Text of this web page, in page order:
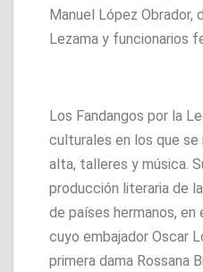
Manuel López Obrador,
Lezama y funcionarios
Los Fandangos por la
culturales en los que
alta, talleres y música.
producción literaria de
de países hermanos,
cuyo embajador Oscar
primera dama Rossana